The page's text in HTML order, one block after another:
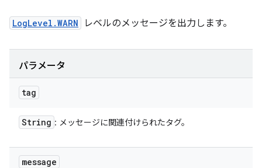
LogLevel.WARN レベルのメッセージを出力します。
パラメータ
tag
String : メッセージに関連付けられたタグ。
message